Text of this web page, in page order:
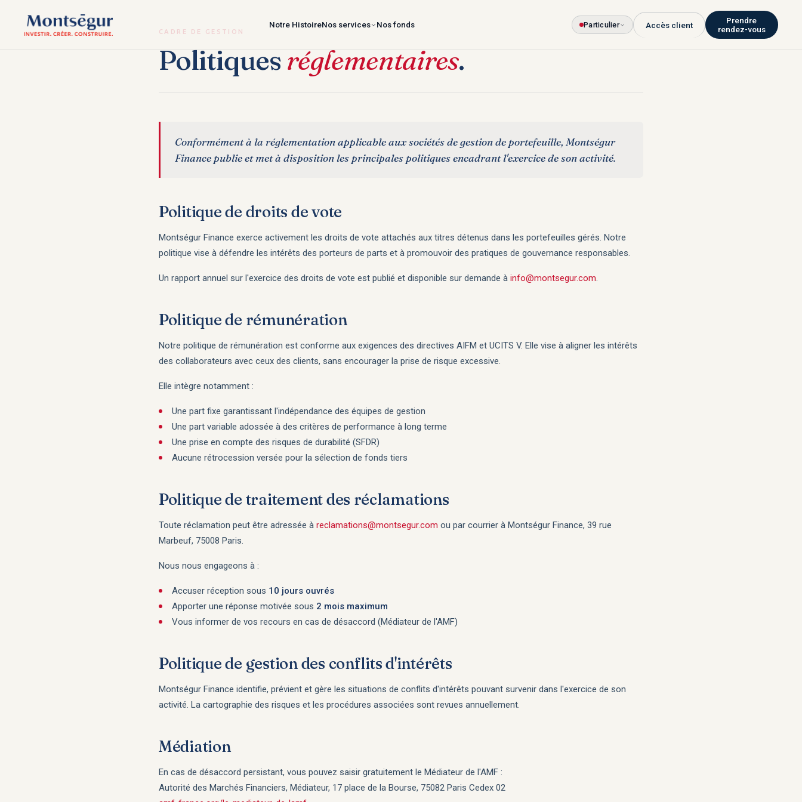
Notre HistoireNos services Nos fonds Particulier Accès client
Prendre
rendez-vous
CADRE DE GESTION
Politiquesréglementaires.
Conformément à la réglementation applicable aux sociétés de gestion de portefeuille, Montségur
Finance publie et met à disposition les principales politiques encadrant l'exercice de son activité.
Politique de droits de vote
Montségur Finance exerce activement les droits de vote attachés aux titres détenus dans les portefeuilles gérés. Notre
politique vise à défendre les intérêts des porteurs de parts et à promouvoir des pratiques de gouvernance responsables.
Un rapport annuel sur l'exercice des droits de vote est publié et disponible sur demande à info@montsegur.com.
Politique de rémunération
Notre politique de rémunération est conforme aux exigences des directives AIFM et UCITS V. Elle vise à aligner les intérêts
des collaborateurs avec ceux des clients, sans encourager la prise de risque excessive.
Elle intègre notamment :
Une part fixe garantissant l'indépendance des équipes de gestion
Une part variable adossée à des critères de performance à long terme
Une prise en compte des risques de durabilité (SFDR)
Aucune rétrocession versée pour la sélection de fonds tiers
Politique de traitement des réclamations
Toute réclamation peut être adressée à reclamations@montsegur.com ou par courrier à Montségur Finance, 39 rue
Marbeuf, 75008 Paris.
Nous nous engageons à :
Accuser réception sous 10 jours ouvrés
Apporter une réponse motivée sous 2 mois maximum
Vous informer de vos recours en cas de désaccord (Médiateur de l'AMF)
Politique de gestion des conflits d'intérêts
Montségur Finance identifie, prévient et gère les situations de conflits d'intérêts pouvant survenir dans l'exercice de son
activité. La cartographie des risques et les procédures associées sont revues annuellement.
Médiation
En cas de désaccord persistant, vous pouvez saisir gratuitement le Médiateur de l'AMF :
Autorité des Marchés Financiers, Médiateur, 17 place de la Bourse, 75082 Paris Cedex 02